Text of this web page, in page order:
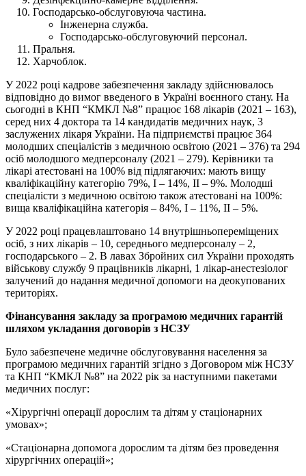
Господарсько-обслуговуюча частина.
Інженерна служба.
Господарсько-обслуговуючий персонал.
Пральня.
Харчоблок.
У 2022 році кадрове забезпечення закладу здійснювалось
відповідно до вимог введеного в Україні воєнного стану. На
сьогодні в КНП “КМКЛ №8” працює 168 лікарів (2021 – 163),
серед них 4 доктора та 14 кандидатів медичних наук, 3
заслужених лікаря України. На підприємстві працює 364
молодших спеціалістів з медичною освітою (2021 – 376) та 294
осіб молодшого медперсоналу (2021 – 279). Керівники та
лікарі атестовані на 100% від підлягаючих: мають вищу
кваліфікаційну категорію 79%, І – 14%, II – 9%. Молодші
спеціалісти з медичною освітою також атестовані на 100%:
вища кваліфікаційна категорія – 84%, І – 11%, II – 5%.
У 2022 році працевлаштовано 14 внутрішньопереміщених
осіб, з них лікарів – 10, середнього медперсоналу – 2,
господарського – 2. В лавах Збройних сил України проходять
військову службу 9 працівників лікарні, 1 лікар-анестезіолог
залучений до надання медичної допомоги на деокупованих
територіях.
Фінансування закладу за програмою медичних гарантій
шляхом укладання договорів з НСЗУ
Було забезпечене медичне обслуговування населення за
програмою медичних гарантій згідно з Договором між НСЗУ
та КНП “КМКЛ №8” на 2022 рік за наступними пакетами
медичних послуг:
«Хірургічні операції дорослим та дітям у стаціонарних
умовах»;
«Стаціонарна допомога дорослим та дітям без проведення
хірургічних операцій»;